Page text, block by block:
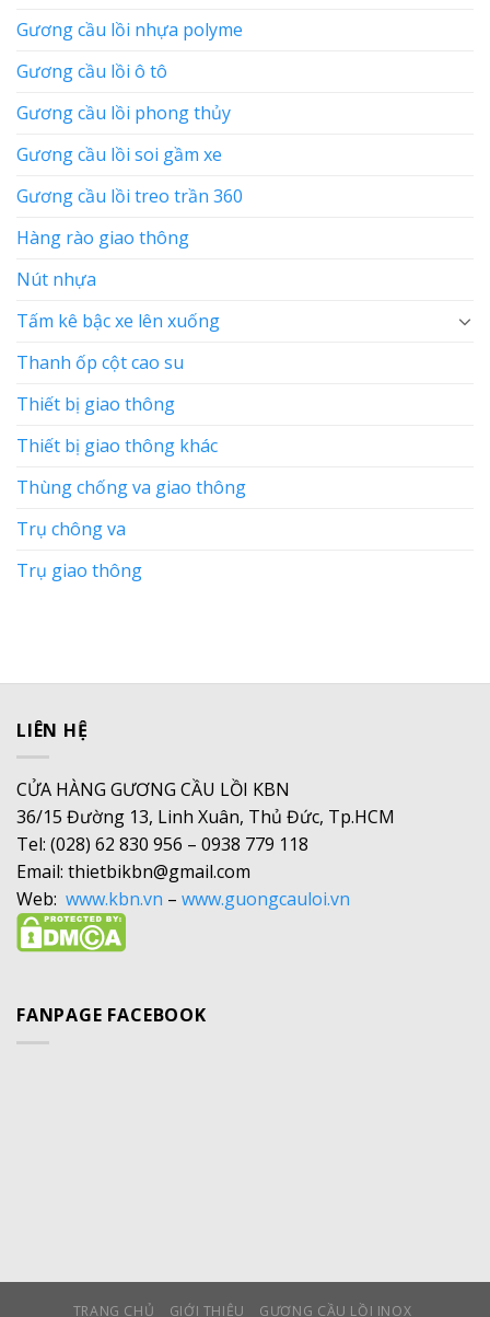
Gương cầu lồi nhựa polyme
Gương cầu lồi ô tô
Gương cầu lồi phong thủy
Gương cầu lồi soi gầm xe
Gương cầu lồi treo trần 360
Hàng rào giao thông
Nút nhựa
Tấm kê bậc xe lên xuống
Thanh ốp cột cao su
Thiết bị giao thông
Thiết bị giao thông khác
Thùng chống va giao thông
Trụ chông va
Trụ giao thông
LIÊN HỆ
CỬA HÀNG GƯƠNG CẦU LỒI KBN
36/15 Đường 13, Linh Xuân, Thủ Đức, Tp.HCM
Tel: (028) 62 830 956 – 0938 779 118
Email: thietbikbn@gmail.com
Web: www.kbn.vn – www.guongcauloi.vn
FANPAGE FACEBOOK
TRANG CHỦ GIỚI THIỆU GƯƠNG CẦU LỒI INOX